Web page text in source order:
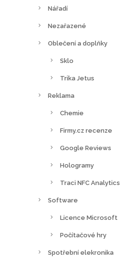
Nářadí
Nezařazené
Oblečení a doplňky
Sklo
Trika Jetus
Reklama
Chemie
Firmy.cz recenze
Google Reviews
Hologramy
Traci NFC Analytics
Software
Licence Microsoft
Počítačové hry
Spotřební elekronika